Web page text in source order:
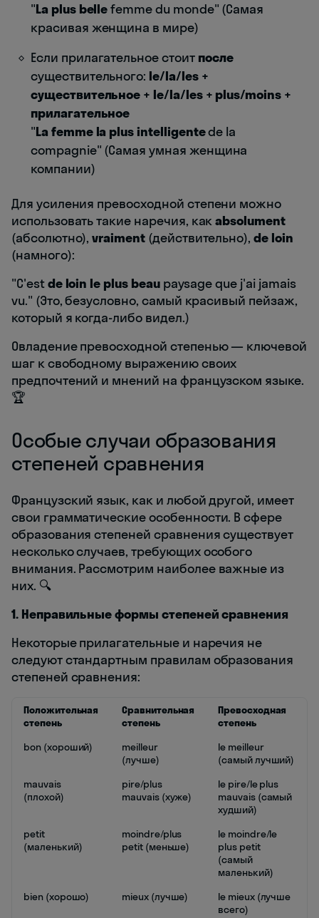
"La plus bellefemme du monde" (Самая
красивая женщина в мире)
Если прилагательное стоит после
существительного: le/la/les +
существительное + le/la/les + plus/moins +
прилагательное
"La femme la plus intelligentede la
compagnie" (Самая умная женщина
компании)
Для усиления превосходной степени можно
использовать такие наречия, какabsolument
(абсолютно),vraiment(действительно),de loin
(намного):
"C'estde loin le plus beaupaysage que j'ai jamais
vu." (Это, безусловно, самый красивый пейзаж,
который я когда-либо видел.)
Овладение превосходной степенью — ключевой
шаг к свободному выражению своих
предпочтений и мнений на французском языке.
🏆
Особые случаи образования
степеней сравнения
Французский язык, как и любой другой, имеет
свои грамматические особенности. В сфере
образования степеней сравнения существует
несколько случаев, требующих особого
внимания. Рассмотрим наиболее важные из
них. 🔍
1. Неправильные формы степеней сравнения
Некоторые прилагательные и наречия не
следуют стандартным правилам образования
степеней сравнения:
Положительная
степень
Сравнительная
степень
Превосходная
степень
bon (хороший)
meilleur
(лучше)
le meilleur
(самый лучший)
mauvais
(плохой)
pire/plus
mauvais (хуже)
le pire/le plus
mauvais (самый
худший)
petit
(маленький)
moindre/plus
petit (меньше)
le moindre/le
plus petit
(самый
маленький)
bien (хорошо)
mieux (лучше)
le mieux (лучше
всего)